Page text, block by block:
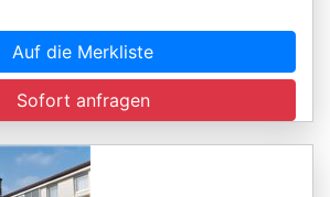
Auf die Merkliste
Sofort anfragen